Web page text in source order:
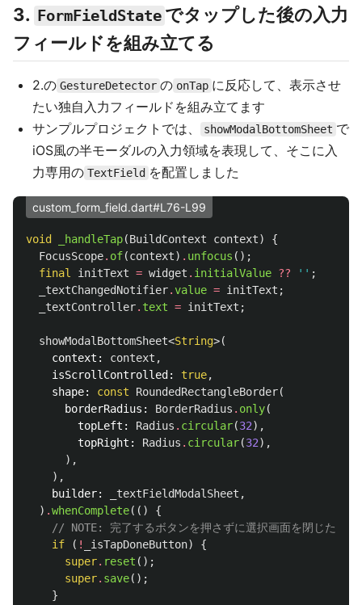
3. FormFieldState でタップした後の入力
フィールドを組み立てる
2.の GestureDetector の onTap に反応して、表示させ
たい独自入力フィールドを組み立てます
サンプルプロジェクトでは、
showModalBottomSheet で
iOS風の半モーダルの入力領域を表現して、そこに入
力専用の TextField を配置しました
custom_form_field.dart#L76-L99
void _handleTap(BuildContext context)
{
FocusScope. of(context) . unfocus ();
final
initText = widget . initialValue ?? '' ;
_textChangedNotifier.value = initText ;
_textController. text = initText ;
showModalBottomSheet<String>(
context:
context ,
isScrollControlled:
true,
shape:
const RoundedRectangleBorder(
borderRadius:
BorderRadius . only(
topLeft:
Radius . circular(32),
topRight:
Radius . circular(32),
),
),
builder:
_textFieldModalSheet ,
) .whenComplete(()
{
// NOTE: 完了するボタンを押さずに選択画面を閉じた場合
if
( ! _isTapDoneButton)
{
super. reset ();
super. save();
}